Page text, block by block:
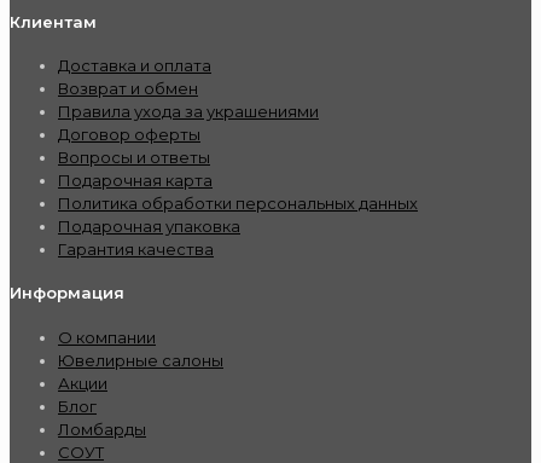
Клиентам
Доставка и оплата
Возврат и обмен
Правила ухода за украшениями
Договор оферты
Вопросы и ответы
Подарочная карта
Политика обработки персональных данных
Подарочная упаковка
Гарантия качества
Информация
О компании
Ювелирные салоны
Акции
Блог
Ломбарды
СОУТ